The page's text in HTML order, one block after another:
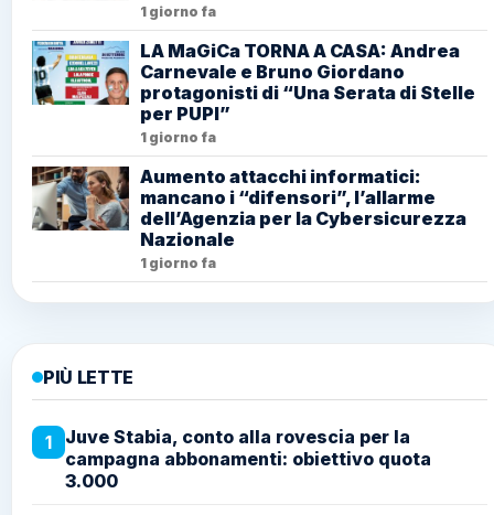
1 giorno fa
LA MaGiCa TORNA A CASA: Andrea
Carnevale e Bruno Giordano
protagonisti di “Una Serata di Stelle
per PUPI”
1 giorno fa
Aumento attacchi informatici:
mancano i “difensori”, l’allarme
dell’Agenzia per la Cybersicurezza
Nazionale
1 giorno fa
PIÙ LETTE
1
Juve Stabia, conto alla rovescia per la
campagna abbonamenti: obiettivo quota
3.000